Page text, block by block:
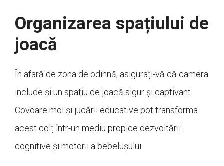
Organizarea spațiului de
joacă
În afară de zona de odihnă, asigurați-vă că camera
include și un spațiu de joacă sigur și captivant.
Covoare moi și jucării educative pot transforma
acest colț într-un mediu propice dezvoltării
cognitive și motorii a bebelușului.